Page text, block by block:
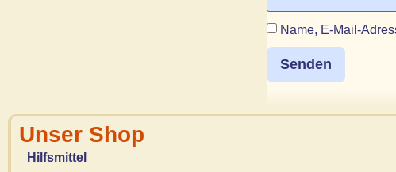
Name, E-Mail-
Unser Shop
Hilfsmittel